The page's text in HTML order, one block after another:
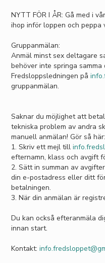
NYTT FÖR I ÅR: Gå med i
ihop inför loppen och peppa
Gruppanmälan:
Anmäl minst sex deltagare
behöver inte springa
Fredsloppsledningen på
gruppanmälan.
Saknar du möjlighet att
tekniska problem av andra
manuell anmälan! Gör så här:
1. Skriv ett mejl till
efternamn, klass och avgift
2. Sätt in summan av
din e-postadress eller ditt
betalningen.
3. När din anmälan är
Du kan också efteranmäla
innan start.
Kontakt: